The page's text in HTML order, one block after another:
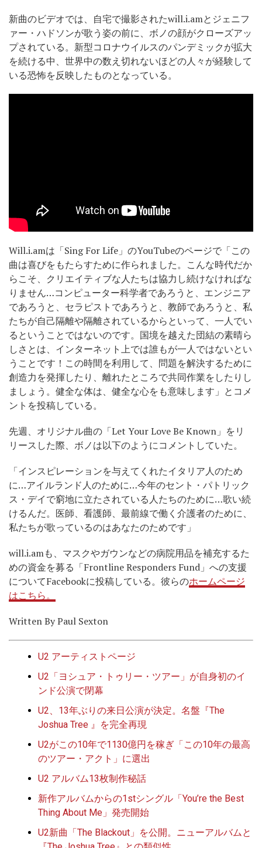
新曲のビデオでは、自宅で撮影されたwill.i.amとジェニフ
ァー・ハドソンが歌う姿の前に、ボノの顔がクローズアッ
プされている。新型コロナウイルスのパンデミックが拡大
を続ける中、世界中の数え切れないほどの人々が経験して
いる恐怖を反映したものとなっている。
Will.i.amは「Sing For Life」のYouTubeのページで「この
曲は喜びをもたらすために作られました。こんな時代だか
らこそ、クリエイティブな人たちは協力し続けなければな
りません…コンピューター科学者であろうと、エンジニア
であろうと、セラピストであろうと、教師であろうと、私
たちが自己隔離や隔離されているからといって、一人でい
るということではないのです。国境を越えた団結の素晴ら
しさとは、インターネット上では誰もが一人ではないとい
うことです！この時間を利用して、問題を解決するために
創造力を発揮したり、離れたところで共同作業をしたりし
ましょう。健全な体は、健全な心をも意味します」とコメ
ントを投稿している。
先週、オリジナル曲の「Let Your Love Be Known」をリ
リースした際、ボノは以下のようにコメントしていた。
「インスピレーションを与えてくれたイタリア人のため
に…アイルランド人のために…今年のセント・パトリック
ス・デイで窮地に立たされている人たちのために…歌い続
けるんだ。医師、看護師、最前線で働く介護者のために、
私たちが歌っているのはあなたのためです」
will.i.amも、マスクやガウンなどの病院用品を補充するた
めの資金を募る「Frontline Responders Fund」への支援
についてFacebookに投稿している。彼らのホームページ
はこちら。
Written By Paul Sexton
U2 アーティストページ
U2「ヨシュア・トゥリー・ツアー」が自身初のイ
ンド公演で閉幕
U2、13年ぶりの来日公演が決定。名盤『The
Joshua Tree 』を完全再現
U2がこの10年で1130億円を稼ぎ「この10年の最高
のツアー・アクト」に選出
U2 アルバム13枚制作秘話
新作アルバムからの1stシングル「You’re the Best
Thing About Me」発売開始
U2新曲「The Blackout」を公開。ニューアルバムと